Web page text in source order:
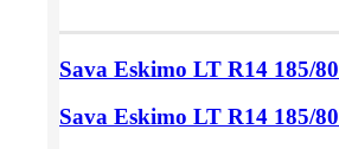
Sava Eskimo LT R14 185/80
Sava Eskimo LT R14 185/80